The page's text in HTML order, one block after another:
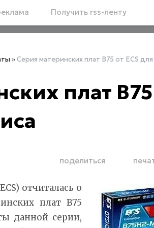
Получить rss-ленту
»Cерия материнских плат B75 от ECS
плат B75
поделиться
отчиталась о
плат B75
данной серии,